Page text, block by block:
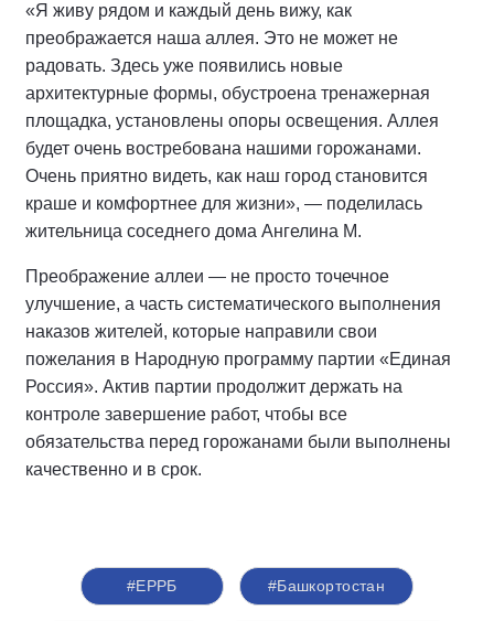
«Я живу рядом и каждый день вижу, как
преображается наша аллея. Это не может не
радовать. Здесь уже появились новые
архитектурные формы, обустроена тренажерная
площадка, установлены опоры освещения. Аллея
будет очень востребована нашими горожанами.
Очень приятно видеть, как наш город становится
краше и комфортнее для жизни», — поделилась
жительница соседнего дома Ангелина М.
Преображение аллеи — не просто точечное
улучшение, а часть систематического выполнения
наказов жителей, которые направили свои
пожелания в Народную программу партии «Единая
Россия». Актив партии продолжит держать на
контроле завершение работ, чтобы все
обязательства перед горожанами были выполнены
качественно и в срок.
#ЕРРБ #Башкортостан